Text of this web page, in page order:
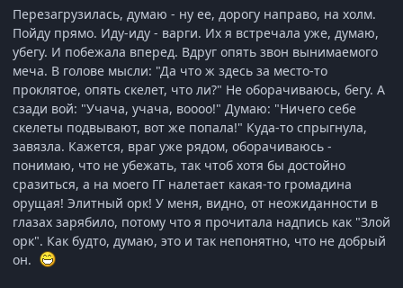
Перезагрузилась, думаю - ну ее, дорогу направо, на холм.
Пойду прямо. Иду-иду - варги. Их я встречала уже, думаю,
убегу. И побежала вперед. Вдруг опять звон вынимаемого
меча. В голове мысли: "Да что ж здесь за место-то
проклятое, опять скелет, что ли?" Не оборачиваюсь, бегу. А
сзади вой: "Учача, учача, воооо!" Думаю: "Ничего себе
скелеты подвывают, вот же попала!" Куда-то спрыгнула,
завязла. Кажется, враг уже рядом, оборачиваюсь -
понимаю, что не убежать, так чтоб хотя бы достойно
сразиться, а на моего ГГ налетает какая-то громадина
орущая! Элитный орк! У меня, видно, от неожиданности в
глазах зарябило, потому что я прочитала надпись как "Злой
орк". Как будто, думаю, это и так непонятно, что не добрый
он.